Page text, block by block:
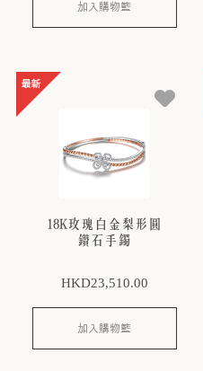
加入購物籃
18K玫瑰白金梨形圓
鑽石手鐲
HKD23,510.00
加入購物籃